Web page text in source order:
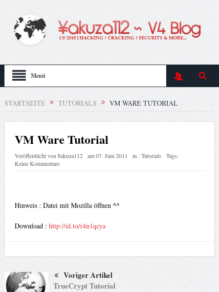
Menü
STARTSEITE TUTORIALS VM WARE TUTORIAL
VM Ware Tutorial
Veröffentlicht von¥akuza112 am07. Juni 2011 in :Tutorials
Tags:
Keine Kommentare
Hinweis : Datei mit Mozilla öffnen ^^
Download : http://ul.to/r4n1qeya
Voriger Artikel
TrueCrypt Tutorial